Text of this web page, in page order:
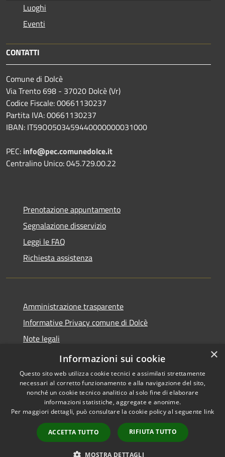
Luoghi
Eventi
CONTATTI
Comune di Dolcè
Via Trento 698 - 37020 Dolcè (Vr)
Codice Fiscale: 00661130237
Partita IVA: 00661130237
IBAN: IT59O0503459440000000031000
PEC: info@pec.comunedolce.it
Centralino Unico: 045.729.00.22
Prenotazione appuntamento
Segnalazione disservizio
Leggi le FAQ
Richiesta assistenza
Amministrazione trasparente
Informative Privacy comune di Dolcè
Note legali
Dichiarazione di accessibilità
Accessibilità
Copyright © 2026 • Comune di
Dolcè • Powered by
Municipium•
Accesso
redazione
×
Informazioni sui cookie
Questo sito web utilizza cookie tecnici e assimilati strettamente
necessari al corretto funzionamento e alla navigazione del sito,
nonché un cookie tecnico analitico al solo fine di elaborare
informazioni statistiche, aggregate e anonime.
Per maggiori dettagli, può consultare la cookie policy al seguente link
ACCETTA TUTTO RIFIUTA TUTTO
MOSTRA DETTAGLI